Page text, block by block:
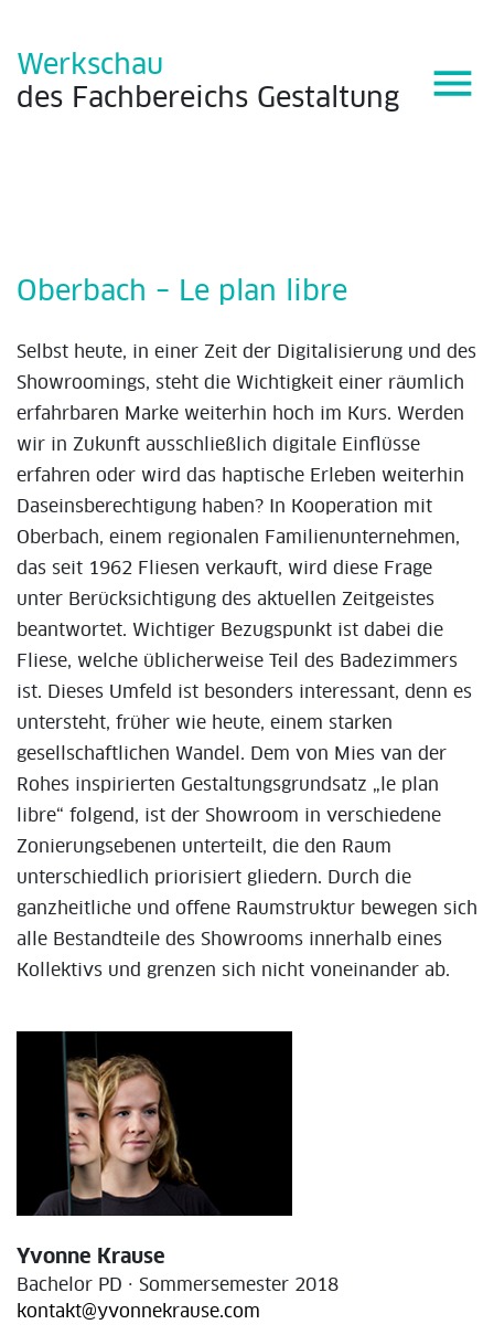
Werkschau
des Fachbereichs Gestaltung menu
Oberbach – Le plan libre
Selbst heute, in einer Zeit der Digitalisierung und des
Showroomings, steht die Wichtigkeit einer räumlich
erfahrbaren Marke weiterhin hoch im Kurs. Werden
wir in Zukunft ausschließlich digitale Einflüsse
erfahren oder wird das haptische Erleben weiterhin
Daseinsberechtigung haben? In Kooperation mit
Oberbach, einem regionalen Familienunternehmen,
das seit 1962 Fliesen verkauft, wird diese Frage
unter Berücksichtigung des aktuellen Zeitgeistes
beantwortet. Wichtiger Bezugspunkt ist dabei die
Fliese, welche üblicherweise Teil des Badezimmers
ist. Dieses Umfeld ist besonders interessant, denn es
untersteht, früher wie heute, einem starken
gesellschaftlichen Wandel. Dem von Mies van der
Rohes inspirierten Gestaltungsgrundsatz „le plan
libre“ folgend, ist der Showroom in verschiedene
Zonierungsebenen unterteilt, die den Raum
unterschiedlich priorisiert gliedern. Durch die
ganzheitliche und offene Raumstruktur bewegen sich
alle Bestandteile des Showrooms innerhalb eines
Kollektivs und grenzen sich nicht voneinander ab.
Yvonne Krause
Bachelor PD · Sommersemester 2018
kontakt@yvonnekrause.com